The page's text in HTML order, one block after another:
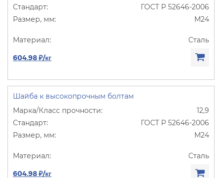
ГОСТ Р 52646-2006
М24
Сталь
604.98 ₽/кг
Шайба к высокопрочным болтам
12,9
ГОСТ Р 52646-2006
М24
Сталь
604.98 ₽/кг